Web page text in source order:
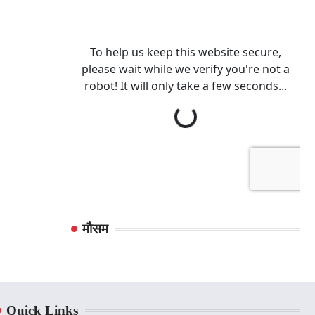
मौसम
Quick Links